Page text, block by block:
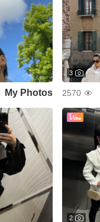
3
2570
My Photos
مجاناً
2